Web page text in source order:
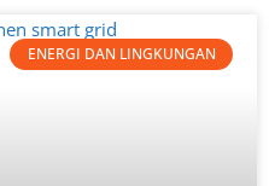
ENERGI DAN LINGKUNGAN